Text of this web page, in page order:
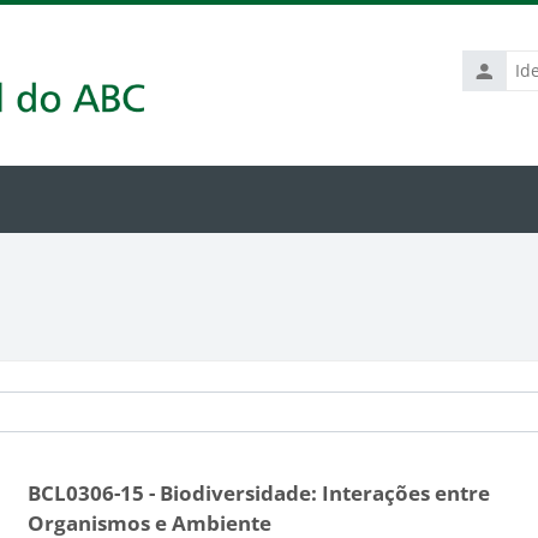
de
BCL0306-15 - Biodiversidade: Interações entre
Organismos e Ambiente